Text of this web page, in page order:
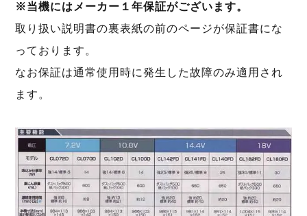
※当機にはメーカー１年保証がございます。
取り扱い説明書の裏表紙の前のページが保証書にな
っております。
なお保証は通常使用時に発生した故障のみ適用され
ます。